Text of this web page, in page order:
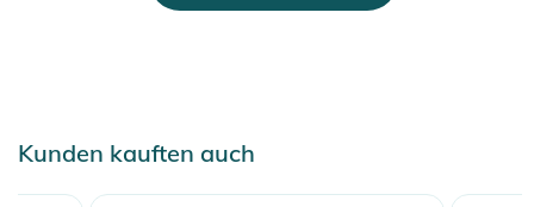
Kunden kauften auch